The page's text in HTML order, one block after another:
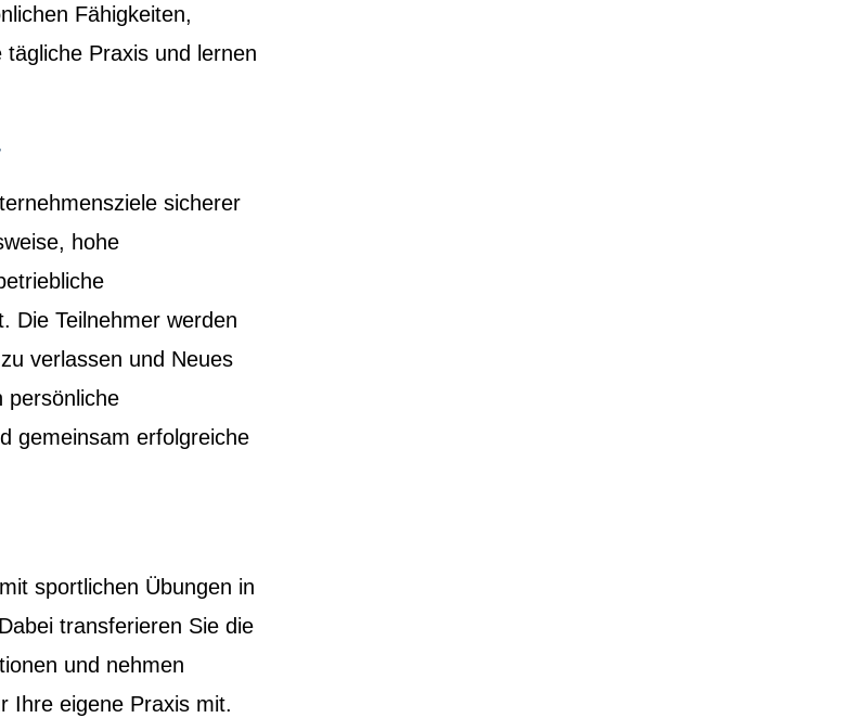
Fähigkeiten,
Praxis und lernen
sicherer
hohe
Die Teilnehmer werden
verlassen und Neues
persönliche
gemeinsam erfolgreiche
sportlichen Übungen in
transferieren Sie die
und nehmen
Ihre eigene Praxis mit.